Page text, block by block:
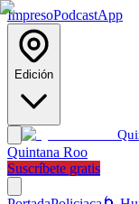
ImpresoPodcastApp
Edición
Quintana Roo
Suscríbete gratis